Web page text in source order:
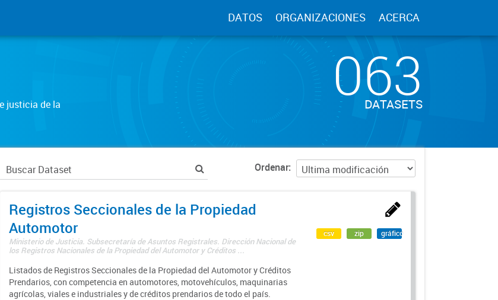
DATOS ORGANIZACIONES ACERCA
justicia de la
063
DATASETS
Ordenar
Registros Seccionales de la Propiedad
Automotor
Ministerio de Justicia. Subsecretaría de Asuntos Registrales. Dirección Nacional de
los Registros Nacionales de la Propiedad del Automotor y Créditos ...
Listados de Registros Seccionales de la Propiedad del Automotor y Créditos
Prendarios, con competencia en automotores, motovehículos, maquinarias
agrícolas, viales e industriales y de créditos prendarios de todo el país.
csv zip gráfico